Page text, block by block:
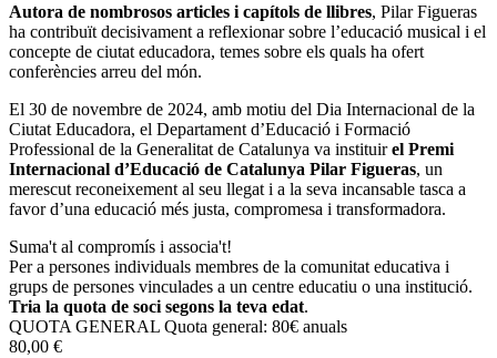
Autora de nombrosos articles i capítols de llibres, Pilar Figueras
ha contribuït decisivament a reflexionar sobre l’educació musical i el
concepte de ciutat educadora, temes sobre els quals ha ofert
conferències arreu del món.
El 30 de novembre de 2024, amb motiu del Dia Internacional de la
Ciutat Educadora, el Departament d’Educació i Formació
Professional de la Generalitat de Catalunya va instituirel Premi
Internacional d’Educació de Catalunya Pilar Figueras, un
merescut reconeixement al seu llegat i a la seva incansable tasca a
favor d’una educació més justa, compromesa i transformadora.
Suma't al compromís i associa't!
Per a persones individuals membres de la comunitat educativa i
grups de persones vinculades a un centre educatiu o una institució.
Tria la quota de soci segons la teva edat.
QUOTA GENERAL Quota general: 80€ anuals
80,00 €